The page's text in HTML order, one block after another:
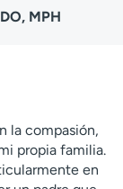
MPH
la compasión,
propia familia.
en